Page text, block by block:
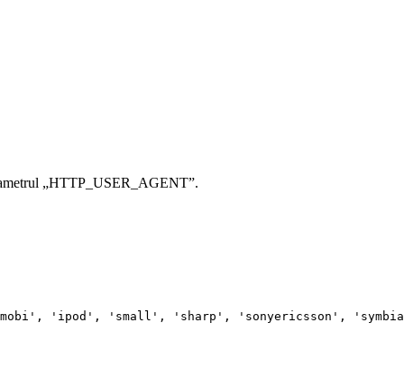
„HTTP_USER_AGENT”.
'ipod', 'small', 'sharp', 'sonyericsson',